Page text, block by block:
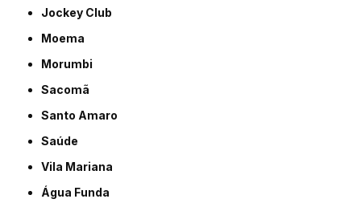
Jockey Club
Moema
Morumbi
Sacomã
Santo Amaro
Saúde
Vila Mariana
Água Funda